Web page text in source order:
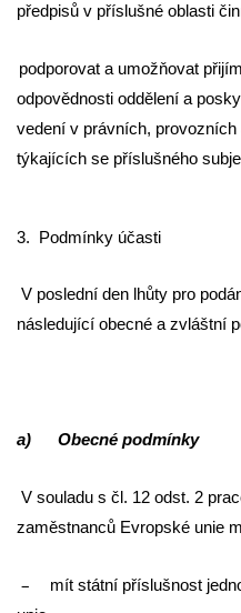
předpisů v příslušné oblasti
podporovat a umožňovat
odpovědnosti oddělení a
vedení v právních,
týkajících se příslušného
3. Podmínky účasti
V poslední den lhůty pro
následující obecné a zvláštní
a) Obecné podmínky
V souladu s čl. 12 odst. 2
zaměstnanců Evropské unie
–
mít státní příslušnost